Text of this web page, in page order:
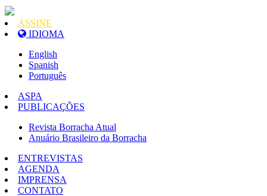
ASSINE
IDIOMA
English
Spanish
Português
ASPA
PUBLICAÇÕES
Revista Borracha Atual
Anuário Brasileiro da Borracha
ENTREVISTAS
AGENDA
IMPRENSA
CONTATO